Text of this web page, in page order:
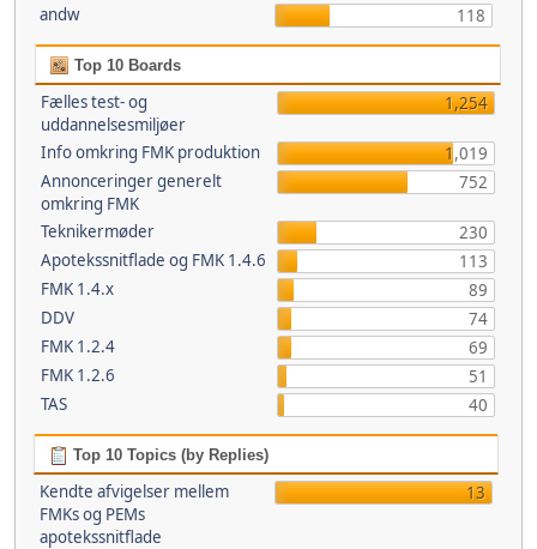
andw
118
Top 10 Boards
Fælles test- og
uddannelsesmiljøer
1,254
Info omkring FMK produktion
1,019
Annonceringer generelt
omkring FMK
752
Teknikermøder
230
Apotekssnitflade og FMK 1.4.6
113
FMK 1.4.x
89
DDV
74
FMK 1.2.4
69
FMK 1.2.6
51
TAS
40
Top 10 Topics (by Replies)
Kendte afvigelser mellem
FMKs og PEMs
apotekssnitflade
13